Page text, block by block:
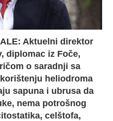
Aktuelni direktor
diplomac iz Foče,
o saradnji sa
heliodroma
sapuna i ubrusa da
nema potrošnog
celštofa,